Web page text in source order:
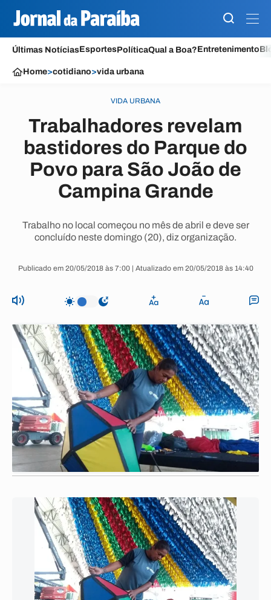
Últimas NotíciasEsportesPolíticaQual a Boa?Entretenimento
Home>cotidiano>vida urbana
VIDA URBANA
Trabalhadores revelam
bastidores do Parque do
Povo para São João de
Campina Grande
Trabalho no local começou no mês de abril e deve ser
concluído neste domingo (20), diz organização.
Publicado em 20/05/2018 às 7:00 | Atualizado em 20/05/2018 às 14:40